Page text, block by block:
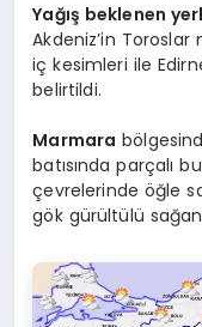
Yağış beklenen
Akdeniz’in
iç kesimleri ile
belirtildi.
Marmara
batısında parçalı
çevrelerinde öğle
gök gürültülü